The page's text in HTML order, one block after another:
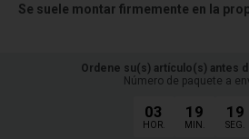
Se suele montar firmemente en la
Ordene su(s) artículo(s) antes
Número de paquete a
03
HOR.
19
MIN.
19
SEG.